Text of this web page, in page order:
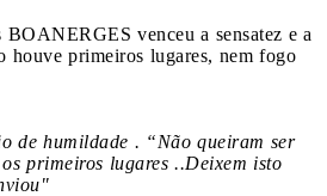
venceu a sensatez e a
houve primeiros lugares, nem fogo
de humildade . “Não queiram ser
primeiros lugares ..Deixem isto